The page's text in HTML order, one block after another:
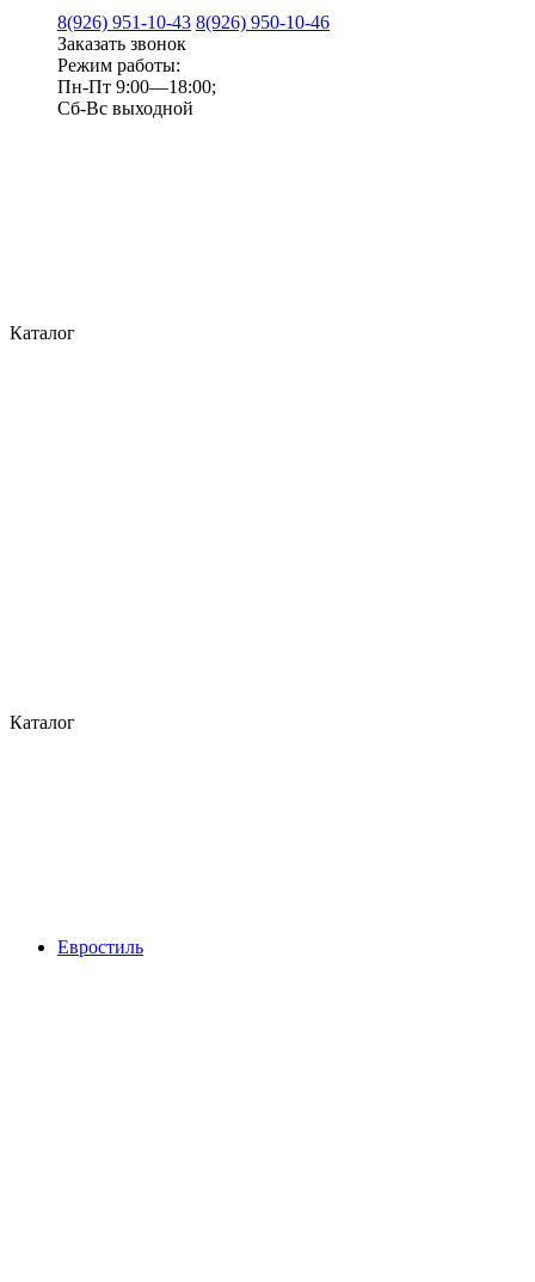
8(926) 951-10-43 8(926) 950-10-46
Заказать звонок
Режим работы:
Пн-Пт 9:00—18:00;
Сб-Вс выходной
Каталог
Каталог
Евростиль